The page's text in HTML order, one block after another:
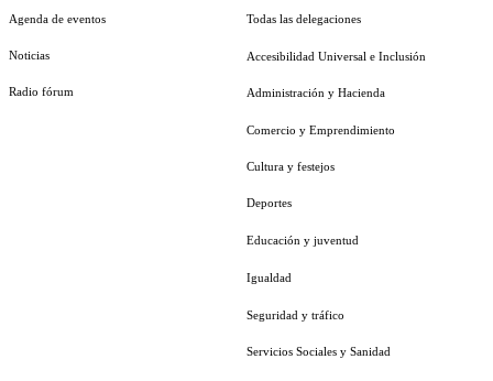
Agenda de eventos
Noticias
Radio fórum
Todas las delegaciones
Accesibilidad Universal e Inclusión
Administración y Hacienda
Comercio y Emprendimiento
Cultura y festejos
Deportes
Educación y juventud
Igualdad
Seguridad y tráfico
Servicios Sociales y Sanidad